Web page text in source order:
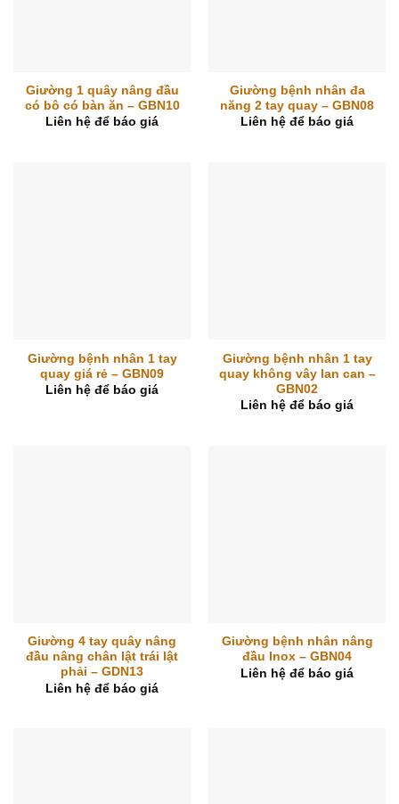
Giường 1 quây nâng đầu
có bô có bàn ăn – GBN10
Liên hệ để báo giá
Giường bệnh nhân đa
năng 2 tay quay – GBN08
Liên hệ để báo giá
Giường bệnh nhân 1 tay
quay giá rẻ – GBN09
Liên hệ để báo giá
Giường bệnh nhân 1 tay
quay không vây lan can –
GBN02
Liên hệ để báo giá
Giường 4 tay quây nâng
đầu nâng chân lật trái lật
phải – GDN13
Liên hệ để báo giá
Giường bệnh nhân nâng
đầu Inox – GBN04
Liên hệ để báo giá